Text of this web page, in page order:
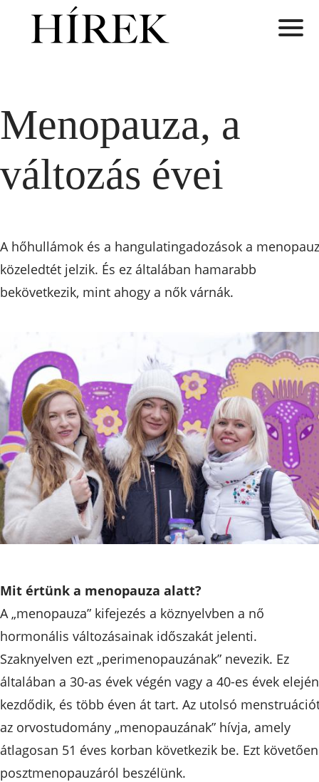
Menopauza, a
változás évei
A hőhullámok és a hangulatingadozások a
közeledtét jelzik. És ez általában hamarabb
bekövetkezik, mint ahogy a nők várnák.
Mit értünk a menopauza alatt?
A „menopauza” kifejezés a köznyelvben a nő
hormonális változásainak időszakát jelenti.
Szaknyelven ezt „perimenopauzának” nevezik. Ez
általában a 30-as évek végén vagy a 40-es évek elején
kezdődik, és több éven át tart. Az utolsó
az orvostudomány „menopauzának” hívja, amely
átlagosan 51 éves korban következik be. Ezt követően
posztmenopauzáról beszélünk.